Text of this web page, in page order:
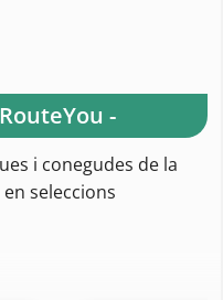
-
i conegudes de la
seleccions